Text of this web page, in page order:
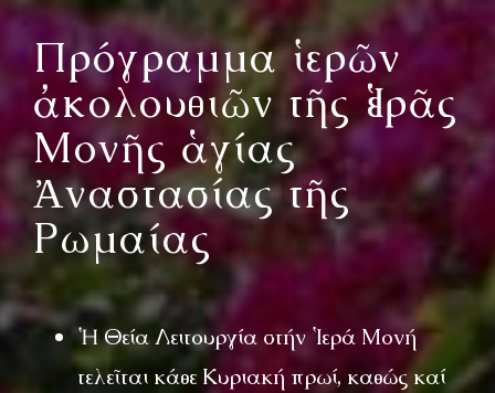
Πρόγραμμα ἱερῶν
ἀκολουθιῶν τῆς Ἱερᾶς
Μονῆς ἁγίας
Ἀναστασίας τῆς
Ρωμαίας
Ἡ Θεία Λειτουργία στήν Ἱερά Μονή
τελεῖται κάθε Κυριακή πρωί, καθώς καί